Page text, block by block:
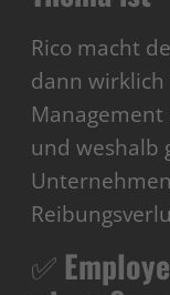
Rico macht
dann
Management
und weshalb
✅